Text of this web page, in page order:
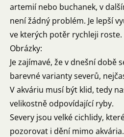
artemií nebo buchanek, v
není žádný problém. Je lepší
ve kterých potěr rychleji roste.
Obrázky:
Je zajímavé, že v dnešní době
barevné varianty severů,
V akváriu musí být klid, tedy
velikostně odpovídající ryby.
Severy jsou velké cichlidy,
pozorovat i dění mimo